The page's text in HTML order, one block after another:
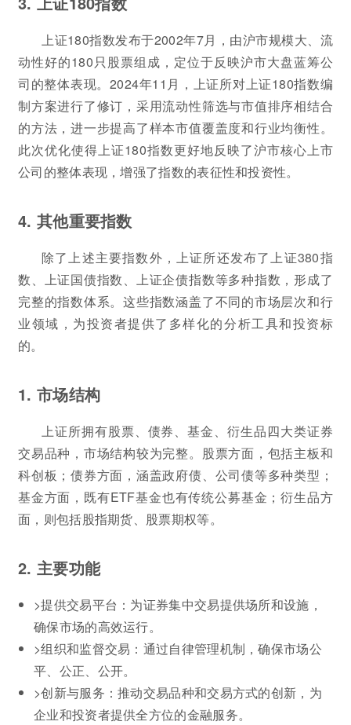
上证180指数发布于2002年7月，由沪市规模大、流
动性好的180只股票组成，定位于反映沪市大盘蓝筹公
司的整体表现。2024年11月，上证所对上证180指数编
制方案进行了修订，采用流动性筛选与市值排序相结合
的方法，进一步提高了样本市值覆盖度和行业均衡性。
此次优化使得上证180指数更好地反映了沪市核心上市
公司的整体表现，增强了指数的表征性和投资性。
4. 其他重要指数
除了上述主要指数外，上证所还发布了上证380指
数、上证国债指数、上证企债指数等多种指数，形成了
完整的指数体系。这些指数涵盖了不同的市场层次和行
业领域，为投资者提供了多样化的分析工具和投资标
的。
1. 市场结构
上证所拥有股票、债券、基金、衍生品四大类证券
交易品种，市场结构较为完整。股票方面，包括主板和
科创板；债券方面，涵盖政府债、公司债等多种类型；
基金方面，既有ETF基金也有传统公募基金；衍生品方
面，则包括股指期货、股票期权等。
2. 主要功能
>提供交易平台：为证券集中交易提供场所和设施，
确保市场的高效运行。
>组织和监督交易：通过自律管理机制，确保市场公
平、公正、公开。
>创新与服务：推动交易品种和交易方式的创新，为
企业和投资者提供全方位的金融服务。